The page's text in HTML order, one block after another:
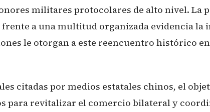
militares protocolares de alto nivel. La
a una multitud organizada evidencia la
le otorgan a este reencuentro histórico
citadas por medios estatales chinos, el
para revitalizar el comercio bilateral y